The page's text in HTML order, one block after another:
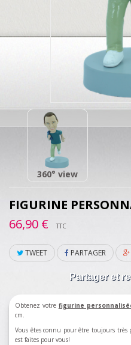
360° view
FIGURINE
66,90 €
TTC
TWEET PARTAGER
Partager et
Obtenez votre figurine
cm.
Vous êtes connu pour être toujours très
est faites pour vous!